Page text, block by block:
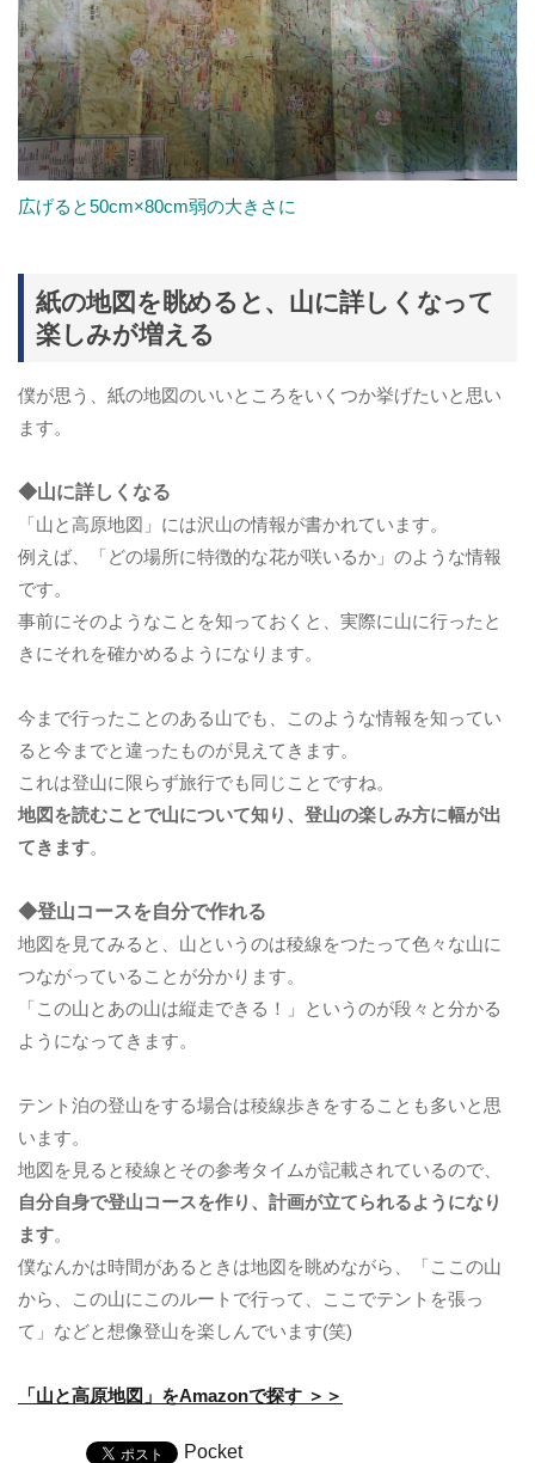
広げると50cm×80cm弱の大きさに
紙の地図を眺めると、山に詳しくなって
楽しみが増える
僕が思う、紙の地図のいいところをいくつか挙げたいと思い
ます。
◆山に詳しくなる
「山と高原地図」には沢山の情報が書かれています。
例えば、「どの場所に特徴的な花が咲いるか」のような情報
です。
事前にそのようなことを知っておくと、実際に山に行ったと
きにそれを確かめるようになります。
今まで行ったことのある山でも、このような情報を知ってい
ると今までと違ったものが見えてきます。
これは登山に限らず旅行でも同じことですね。
地図を読むことで山について知り、登山の楽しみ方に幅が出
てきます。
◆登山コースを自分で作れる
地図を見てみると、山というのは稜線をつたって色々な山に
つながっていることが分かります。
「この山とあの山は縦走できる！」というのが段々と分かる
ようになってきます。
テント泊の登山をする場合は稜線歩きをすることも多いと思
います。
地図を見ると稜線とその参考タイムが記載されているので、
自分自身で登山コースを作り、計画が立てられるようになり
ます。
僕なんかは時間があるときは地図を眺めながら、「ここの山
から、この山にこのルートで行って、ここでテントを張っ
て」などと想像登山を楽しんでいます(笑)
「山と高原地図」をAmazonで探す ＞＞
Pocket